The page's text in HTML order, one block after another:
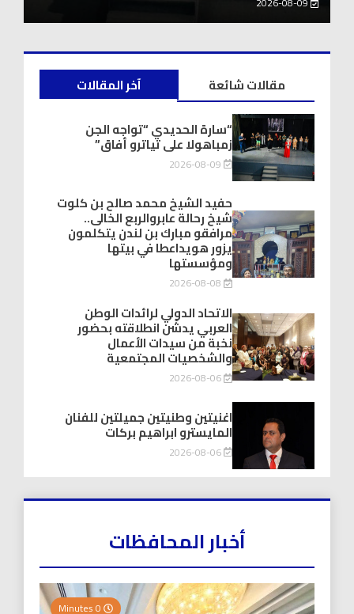
آخر المقالات
مقالات شائعة
“سارة الحديدي “تواجه الجن
زمباهولا على تياترو أفاق”
2026-08-09
حفيد الشيخ محمد صالح بن كلوت
شيخ رحالة عابروالربع الخالى..
مرافقو مبارك بن لندن يتكلمون
يزور هويداعطا في بيتها
ومؤسستها
2026-08-08
الاتحاد الدولي لرائدات الوطن
العربي يدشّن انطلاقته بحضور
نخبة من سيدات الأعمال
والشخصيات المجتمعية
2026-08-06
اغنيتين وطنيتين جميلتين للفنان
المايسترو ابراهيم بركات
2026-08-06
أخبار المحافظات